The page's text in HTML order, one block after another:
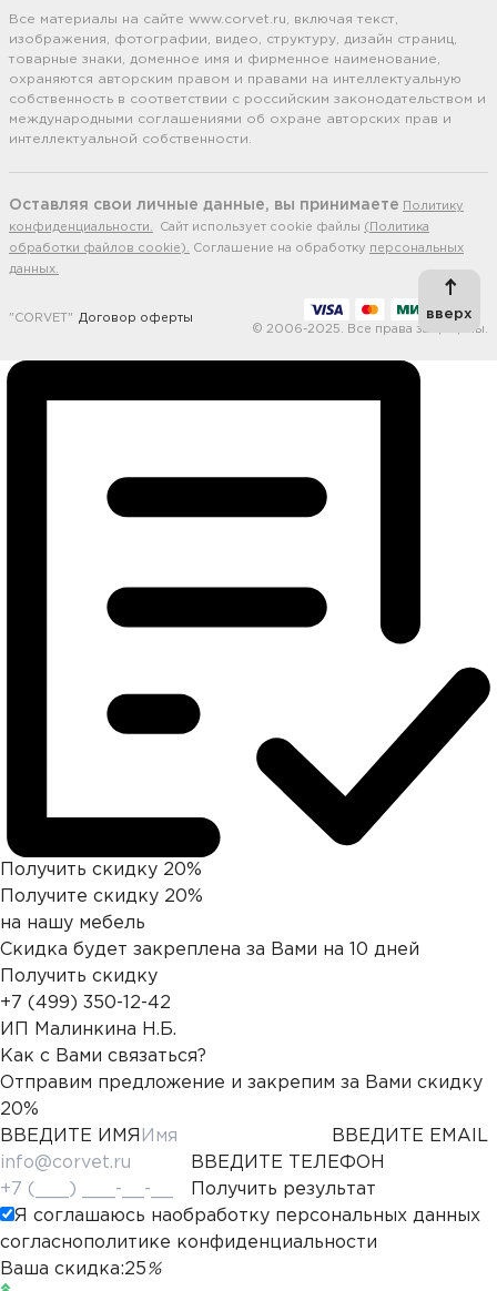
вверх
Все материалы на сайте www.corvet.ru, включая текст,
изображения, фотографии, видео, структуру, дизайн страниц,
товарные знаки, доменное имя и фирменное наименование,
охраняются авторским правом и правами на интеллектуальную
собственность в соответствии с российским законодательством и
международными соглашениями об охране авторских прав и
интеллектуальной собственности.
Оставляя свои личные данные, вы принимаете
Политику
конфиденциальности.
Сайт использует cookie файлы (Политика
обработки файлов cookie).
Соглашение на обработку персональных
данных.
"CORVET" Договор оферты
© 2006-2025. Все права защищены.
Получить скидку 20%
Получите скидку 20%
на нашу мебель
Скидка будет закреплена за Вами на 10 дней
Получить скидку
+7 (499) 350-12-42
ИП Малинкина Н.Б.
Как с Вами связаться?
Отправим предложение и закрепим за Вами скидку
20%
ВВЕДИТЕ ИМЯ
ВВЕДИТЕ EMAIL
ВВЕДИТЕ ТЕЛЕФОН
Получить результат
Я соглашаюсь наобработку персональных данных
согласнополитике конфиденциальности
Ваша скидка:25 %